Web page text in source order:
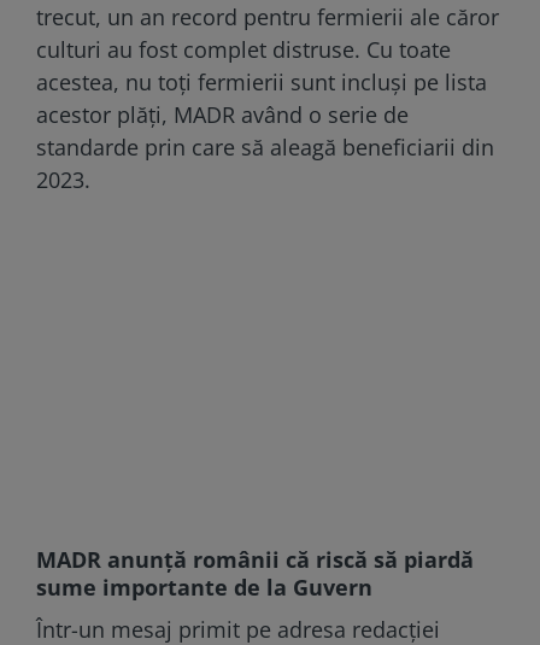
trecut, un an record pentru fermierii ale căror
culturi au fost complet distruse. Cu toate
acestea, nu toți fermierii sunt incluși pe lista
acestor plăți, MADR având o serie de
standarde prin care să aleagă beneficiarii din
2023.
MADR anunță românii că riscă să piardă
sume importante de la Guvern
Într-un mesaj primit pe adresa redacției